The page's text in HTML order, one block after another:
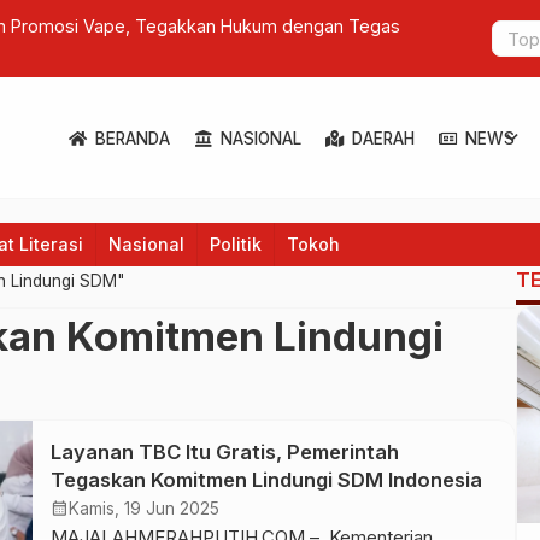
Promosi Vape, Tegakkan Hukum dengan Tegas
Ratu
Di
BERANDA NASIONAL DAERAH NEWS
expand_more
Literasi Nasional Politik Tokoh
Lindungi SDM"
Komitmen Lindungi
Layanan TBC Itu Gratis, Pemerintah
Tegaskan Komitmen Lindungi SDM Indonesia
calendar_month Kamis, 19 Jun 2025